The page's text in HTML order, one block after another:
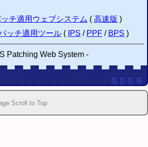
ッチ適用ウェブシステム ( 高速版 )
ッチ適用ツール ( IPS / PPF / BPS )
Patching Web System-
Scroll to Top